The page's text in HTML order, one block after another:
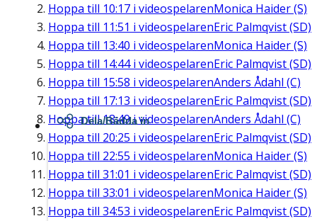
Hoppa till 10:17 i videospelarenMonica Haider (S)
Hoppa till 11:51 i videospelarenEric Palmqvist (SD)
Hoppa till 13:40 i videospelarenMonica Haider (S)
Hoppa till 14:44i videospelarenEric Palmqvist (SD)
Hoppa till 15:58 i videospelarenAnders Ådahl (C)
Hoppa till 17:13 i videospelarenEric Palmqvist (SD)
Hoppa till18:49i videospelarenAnders Ådahl (C)
Hoppa till 20:25 i videospelarenEric Palmqvist (SD)
Hoppa till 22:55 i videospelarenMonica Haider (S)
Hoppa till 31:01 i videospelarenEric Palmqvist (SD)
Hoppa till 33:01 i videospelarenMonica Haider (S)
Hoppa till 34:53 i videospelarenEric Palmqvist (SD)
Dela/Bädda in